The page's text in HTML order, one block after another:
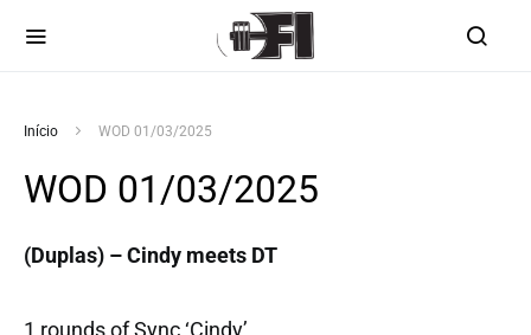
Início WOD 01/03/2025
WOD 01/03/2025
(Duplas) – Cindy meets DT
1 rounds of Sync ‘Cindy’